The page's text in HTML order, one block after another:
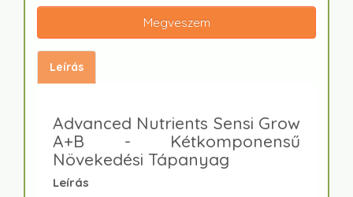
Megveszem
Leírás
Advanced Nutrients Sensi Grow
A+B - Kétkomponensű
Növekedési Tápanyag
Leírás